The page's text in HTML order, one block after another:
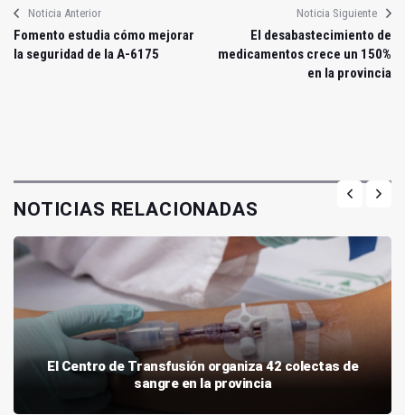
Noticia Anterior
Fomento estudia cómo mejorar
la seguridad de la A-6175
Noticia Siguiente
El desabastecimiento de
medicamentos crece un 150%
en la provincia
NOTICIAS RELACIONADAS
El Centro de Transfusión organiza 42 colectas de
sangre en la provincia